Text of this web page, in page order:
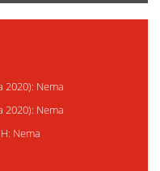
2020): Nema
2020): Nema
Nema